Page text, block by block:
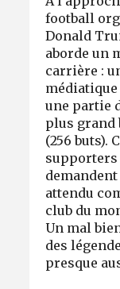
football
Donald
aborde un
carrière :
médiatique
une partie
plus grand
(256 buts).
supporters
attendu
club du
Un mal
des
presque